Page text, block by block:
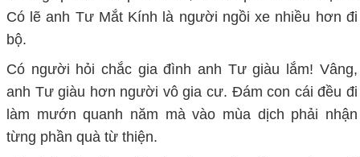
Có lẽ anh Tư Mắt Kính là người ngồi xe nhiều hơn đi
bộ.
Có người hỏi chắc gia đình anh Tư giàu lắm! Vâng,
anh Tư giàu hơn người vô gia cư. Đám con cái đều đi
làm mướn quanh năm mà vào mùa dịch phải nhận
từng phần quà từ thiện.